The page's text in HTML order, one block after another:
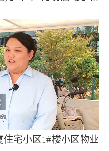
住宅小区1#楼小区物业